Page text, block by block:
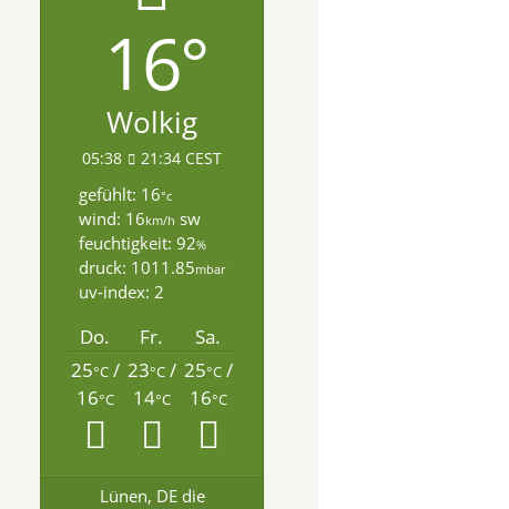
16°
Wolkig
05:38 21:34 CEST
gefühlt: 16°c
wind: 16km/h sw
feuchtigkeit: 92%
druck: 1011.85mbar
uv-index: 2
Do. Fr.
Sa.
25°C/
16°C
23°C/
14°C
25°C/
16°C
Lünen, DEdie